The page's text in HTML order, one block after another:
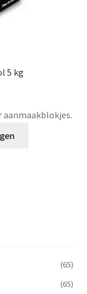
5 kg
aanmaakblokjes.
(65)
(65)